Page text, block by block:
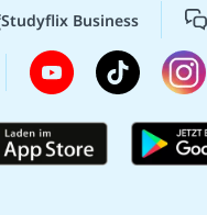
Studyflix Business